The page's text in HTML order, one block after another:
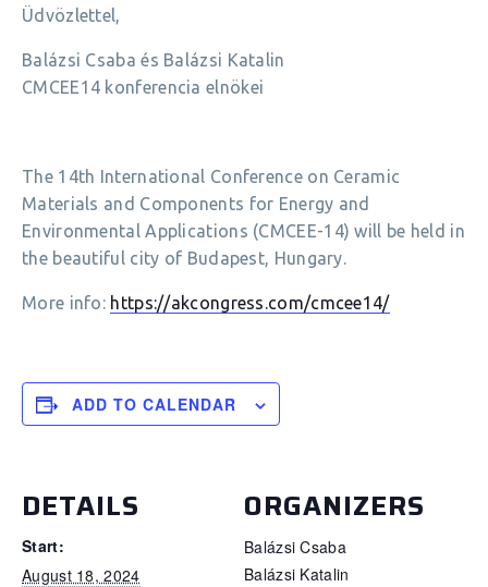
Üdvözlettel,
Balázsi Csaba és Balázsi Katalin
CMCEE14 konferencia elnökei
The 14th International Conference on Ceramic
Materials and Components for Energy and
Environmental Applications (CMCEE-14) will be held in
the beautiful city of Budapest, Hungary.
More info: https://akcongress.com/cmcee14/
ADD TO CALENDAR
DETAILS
Start:
August 18, 2024
ORGANIZERS
Balázsi Csaba
Balázsi Katalin